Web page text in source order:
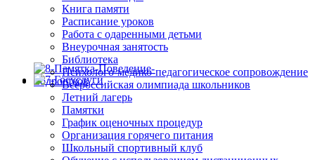
Книга памяти
Расписание уроков
Работа с одаренными детьми
Внеурочная занятость
Библиотека
Психолого-медико-педагогическое сопровождение
Всероссийская олимпиада школьников
Летний лагерь
Памятки
График оценочных процедур
Организация горячего питания
Школьный спортивный клуб